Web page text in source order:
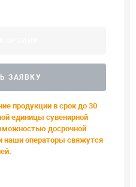
ЗАЯВКУ
продукции в срок до 30
единицы сувенирной
досрочной
наши операторы свяжутся